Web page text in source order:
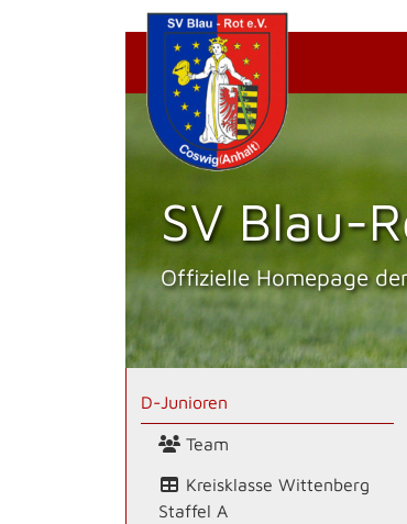
SV Blau-
Offizielle Homepage
D-Junioren
Team
Kreisklasse Wittenberg
Staffel A